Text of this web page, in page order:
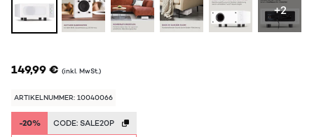
+2
149,99 € (inkl. MwSt.)
ARTIKELNUMMER: 10040066
-20% CODE: SALE20P